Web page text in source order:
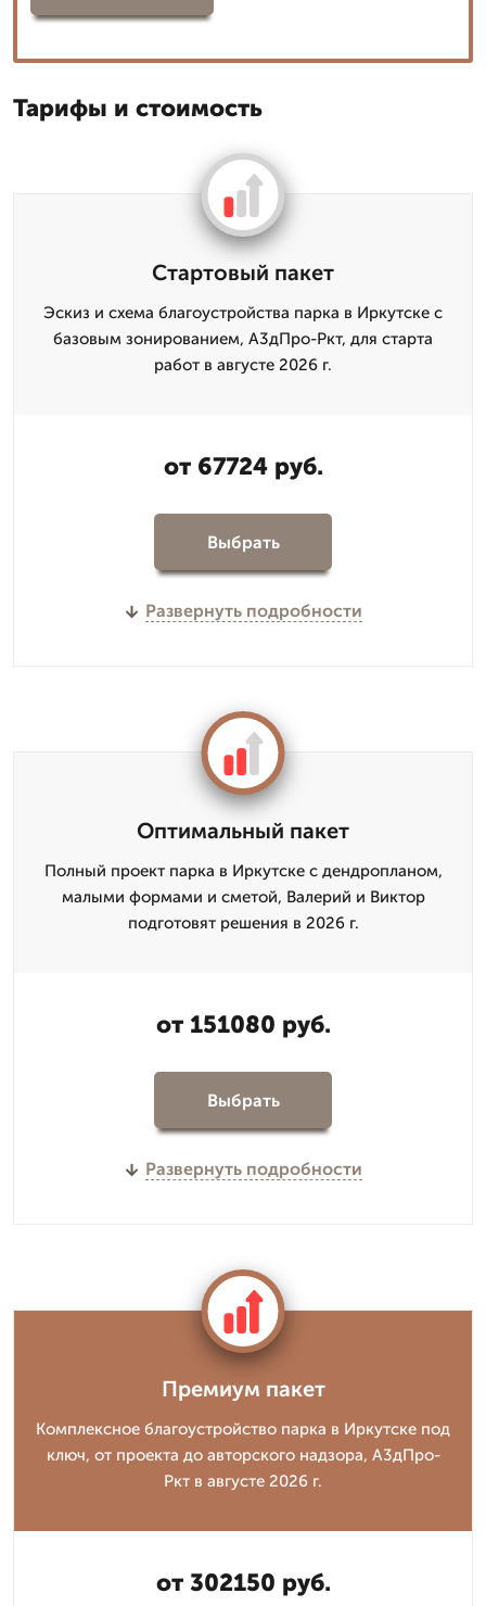
Тарифы и стоимость
Стартовый пакет
Эскиз и схема благоустройства парка в Иркутске с
базовым зонированием, А3дПро-Ркт, для старта
работ в августе 2026 г.
от 67724 руб.
Выбрать
Развернуть подробности
Оптимальный пакет
Полный проект парка в Иркутске с дендропланом,
малыми формами и сметой, Валерий и Виктор
подготовят решения в 2026 г.
от 151080 руб.
Выбрать
Развернуть подробности
Премиум пакет
Комплексное благоустройство парка в Иркутске под
ключ, от проекта до авторского надзора, А3дПро-
Ркт в августе 2026 г.
от 302150 руб.